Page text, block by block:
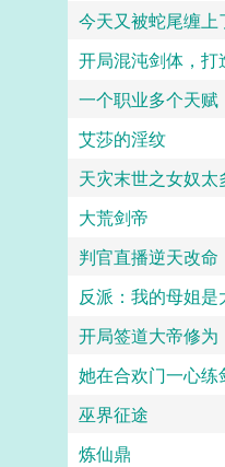
好的韭
萌新看
人的组织
欢迎大家
今天又被蛇尾缠上
开局混沌剑体，打
一个职业多个天赋
艾莎的淫纹
天灾末世之女奴太
大荒剑帝
判官直播逆天改命
反派：我的母姐是
开局签道大帝修为
她在合欢门一心练
巫界征途
炼仙鼎